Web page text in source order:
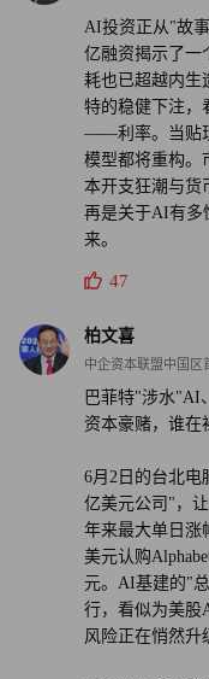
但于美股AI链条而言
景噪音升级为核心因
持资本开支时，意味
拉到最满——每降低
边界近了一寸。
黄仁勋的一句即兴点
AI投资正从"故
亿融资揭示了一
耗也已超越内生
特的稳健下注，
——利率。当贴
模型都将重构。
本开支狂潮与货
再是关于AI有多
来。
47
柏文喜
中企资本联盟中国区
巴菲特"涉水"AI
资本豪赌，谁在
6月2日的台北电
亿美元公司"，
年来最大单日涨
美元认购
元。AI基建的"
行，看似为美股
风险正在悄然升